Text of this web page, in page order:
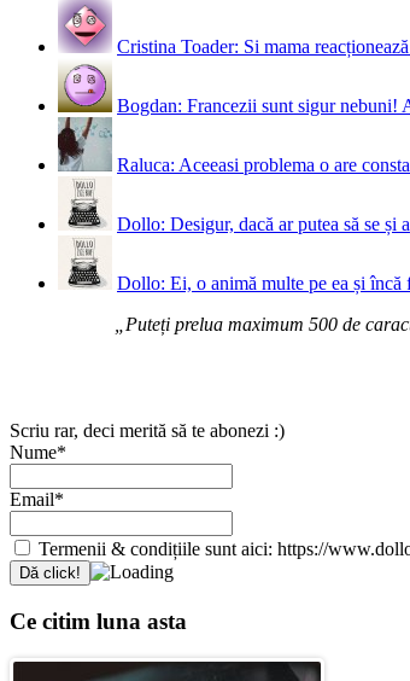
Cristina Toader: Si mama
Bogdan: Francezii sunt sigur nebuni!
Raluca: Aceeasi problema o are
Dollo: Desigur, dacă ar putea să se și
Dollo: Ei, o animă multe pe ea și încă
„Puteți prelua maximum 500 de
Scriu rar, deci merită să te abonezi :)
Nume*
Email*
Termenii & condițiile sunt aici: https://
Ce citim luna asta